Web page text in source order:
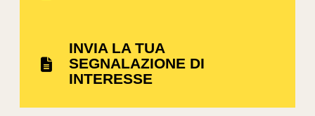
INVIA LA TUA
SEGNALAZIONE DI
INTERESSE